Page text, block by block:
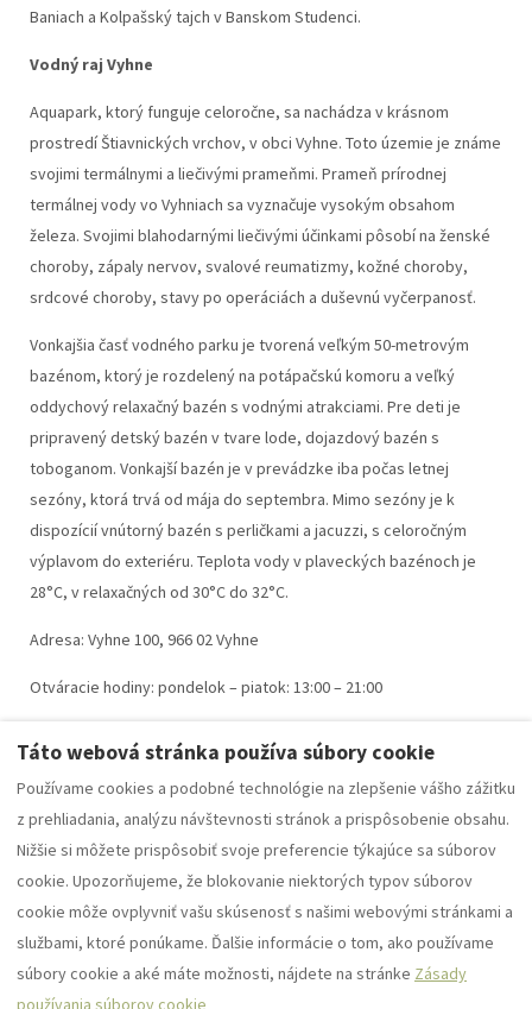
Baniach a Kolpašský tajch v Banskom Studenci.
Vodný raj Vyhne
Aquapark, ktorý funguje celoročne, sa nachádza v krásnom
prostredí Štiavnických vrchov, v obci Vyhne. Toto územie je známe
svojimi termálnymi a liečivými prameňmi. Prameň prírodnej
termálnej vody vo Vyhniach sa vyznačuje vysokým obsahom
železa. Svojimi blahodarnými liečivými účinkami pôsobí na ženské
choroby, zápaly nervov, svalové reumatizmy, kožné choroby,
srdcové choroby, stavy po operáciách a duševnú vyčerpanosť.
Vonkajšia časť vodného parku je tvorená veľkým 50-metrovým
bazénom, ktorý je rozdelený na potápačskú komoru a veľký
oddychový relaxačný bazén s vodnými atrakciami. Pre deti je
pripravený detský bazén v tvare lode, dojazdový bazén s
toboganom. Vonkajší bazén je v prevádzke iba počas letnej
sezóny, ktorá trvá od mája do septembra. Mimo sezóny je k
dispozícií vnútorný bazén s perličkami a jacuzzi, s celoročným
výplavom do exteriéru. Teplota vody v plaveckých bazénoch je
28°C, v relaxačných od 30°C do 32°C.
Adresa: Vyhne 100, 966 02 Vyhne
Otváracie hodiny: pondelok – piatok: 13:00 – 21:00
Ubytovací poriadok
Slovník
Slovak EUR
Táto webová stránka používa súbory cookie
Používame cookies a podobné technológie na zlepšenie vášho zážitku
z prehliadania, analýzu návštevnosti stránok a prispôsobenie obsahu.
Nižšie si môžete prispôsobiť svoje preferencie týkajúce sa súborov
cookie. Upozorňujeme, že blokovanie niektorých typov súborov
cookie môže ovplyvniť vašu skúsenosť s našimi webovými stránkami a
službami, ktoré ponúkame. Ďalšie informácie o tom, ako používame
súbory cookie a aké máte možnosti, nájdete na stránke Zásady
používania súborov cookie